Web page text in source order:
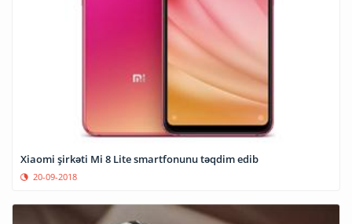
Xiaomi şirkəti Mi 8 Lite smartfonunu təqdim edib
20-09-2018